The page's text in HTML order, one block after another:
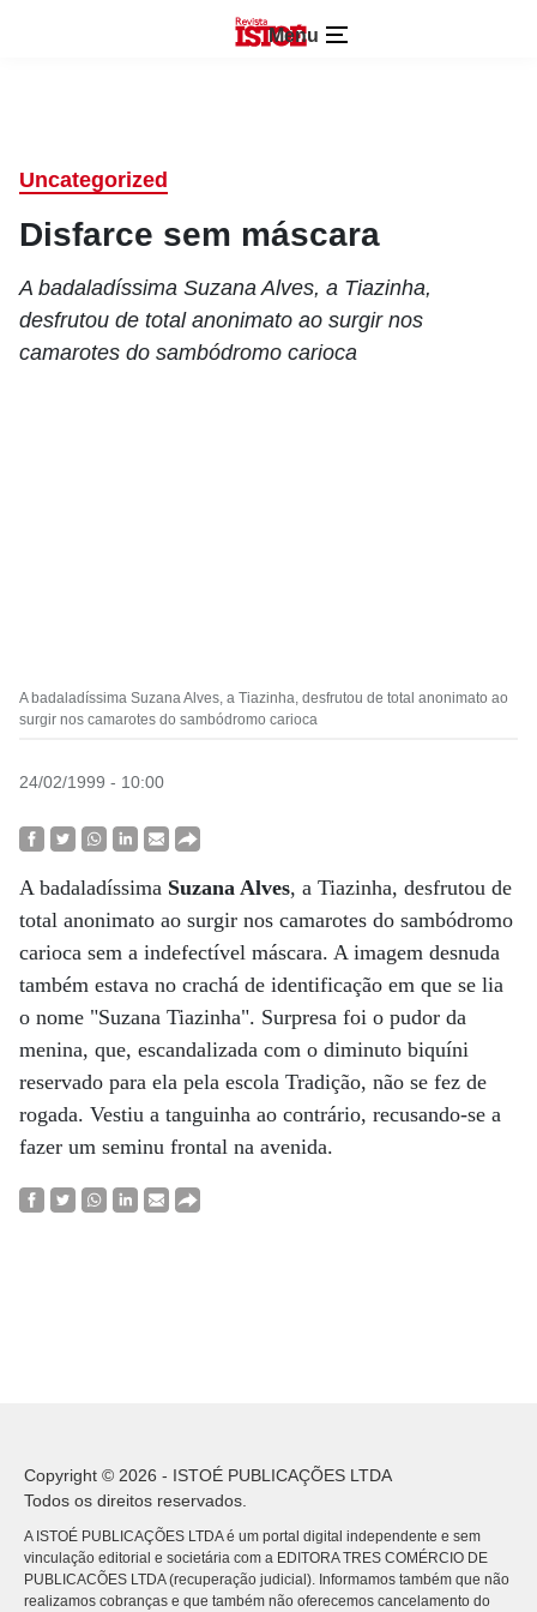
Menu
Uncategorized
Disfarce sem máscara
A badaladíssima Suzana Alves, a Tiazinha,
desfrutou de total anonimato ao surgir nos
camarotes do sambódromo carioca
A badaladíssima Suzana Alves, a Tiazinha, desfrutou de total anonimato ao
surgir nos camarotes do sambódromo carioca
24/02/1999 - 10:00
A badaladíssima Suzana Alves, a Tiazinha, desfrutou de
total anonimato ao surgir nos camarotes do sambódromo
carioca sem a indefectível máscara. A imagem desnuda
também estava no crachá de identificação em que se lia
o nome "Suzana Tiazinha". Surpresa foi o pudor da
menina, que, escandalizada com o diminuto biquíni
reservado para ela pela escola Tradição, não se fez de
rogada. Vestiu a tanguinha ao contrário, recusando-se a
fazer um seminu frontal na avenida.
Copyright © 2026 - ISTOÉ PUBLICAÇÕES LTDA
Todos os direitos reservados.
A ISTOÉ PUBLICAÇÕES LTDA é um portal digital independente e sem
vinculação editorial e societária com a EDITORA TRES COMÉRCIO DE
PUBLICACÕES LTDA (recuperação judicial). Informamos também que não
realizamos cobranças e que também não oferecemos cancelamento do